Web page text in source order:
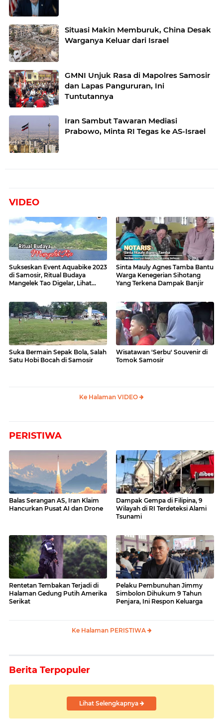
Situasi Makin Memburuk, China Desak
Warganya Keluar dari Israel
GMNI Unjuk Rasa di Mapolres Samosir
dan Lapas Pangururan, Ini
Tuntutannya
Iran Sambut Tawaran Mediasi
Prabowo, Minta RI Tegas ke AS-Israel
VIDEO
Sukseskan Event Aquabike 2023
di Samosir, Ritual Budaya
Mangelek Tao Digelar, Lihat
Sinta Mauly Agnes Tamba Bantu
Warga Kenegerian Sihotang
Yang Terkena Dampak Banjir
Suka Bermain Sepak Bola, Salah
Satu Hobi Bocah di Samosir
Wisatawan 'Serbu' Souvenir di
Tomok Samosir
Ke Halaman VIDEO
PERISTIWA
Balas Serangan AS, Iran Klaim
Hancurkan Pusat AI dan Drone
Dampak Gempa di Filipina, 9
Wilayah di RI Terdeteksi Alami
Tsunami
Rentetan Tembakan Terjadi di
Halaman Gedung Putih Amerika
Serikat
Pelaku Pembunuhan Jimmy
Simbolon Dihukum 9 Tahun
Penjara, Ini Respon Keluarga
Ke Halaman PERISTIWA
Berita Terpopuler
Lihat Selengkapnya